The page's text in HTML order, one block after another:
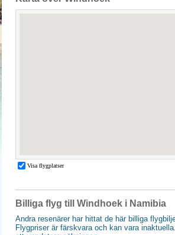
Billiga flyg till Windhoek i Namibia
Andra resenärer har hittat de här billiga
Flygpriser är färskvara och kan vara